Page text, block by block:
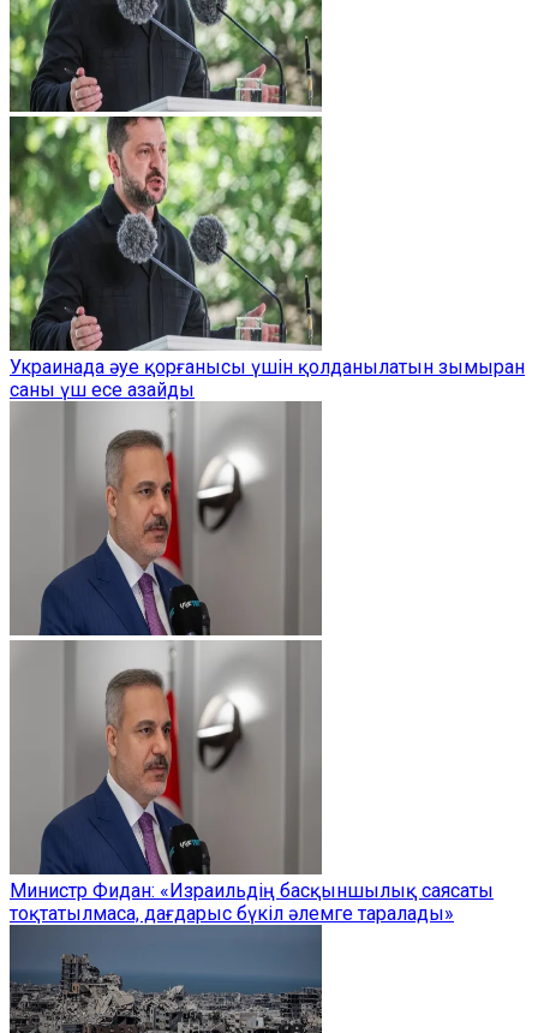
Украинада әуе қорғанысы үшін қолданылатын зымыран
саны үш есе азайды
Министр Фидан: «Израильдің басқыншылық саясаты
тоқтатылмаса, дағдарыс бүкіл әлемге таралады»